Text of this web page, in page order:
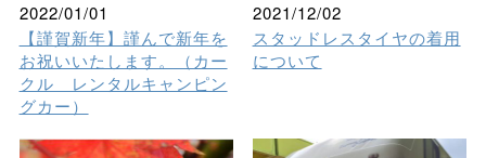
2022/01/01
【謹賀新年】謹んで新年を
お祝いいたします。（カー
クル レンタルキャンピン
グカー）
2021/12/02
スタッドレスタイヤの着用
について